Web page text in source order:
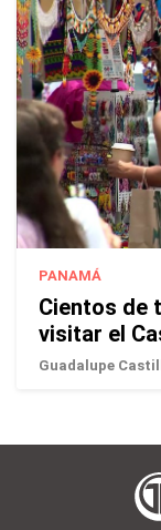
PANAMÁ
Cientos de
visitar el
Guadalupe